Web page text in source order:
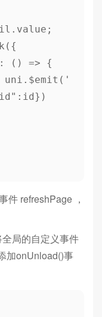
件 refreshPage ，
局的自定义事件
加onUnload()事